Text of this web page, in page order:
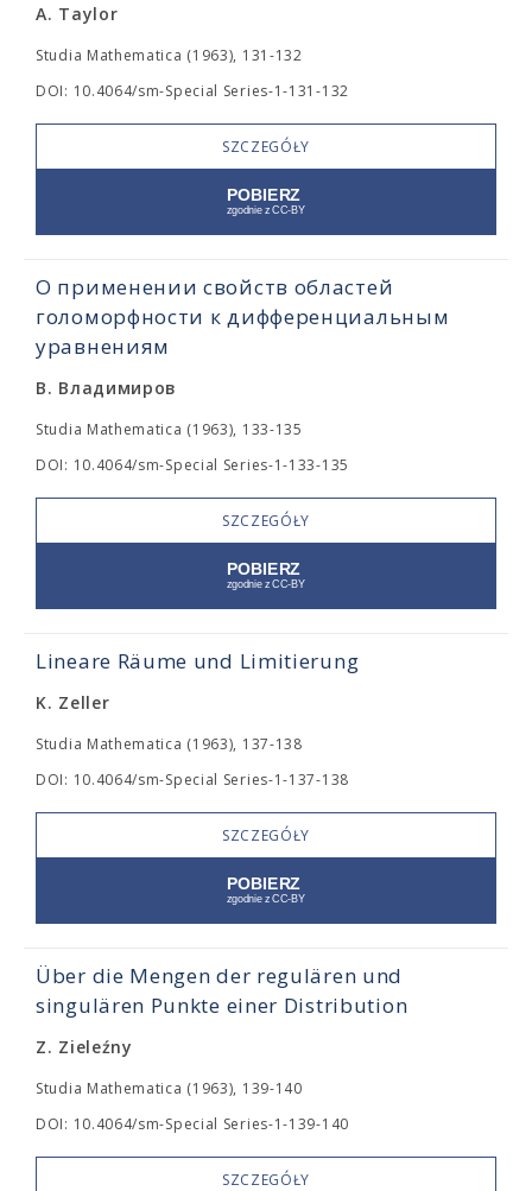
A. Taylor
Studia Mathematica (1963), 131-132
DOI: 10.4064/sm-Special Series-1-131-132
SZCZEGÓŁY
О применении свойств областей
голоморфности к дифференциальным
уравнениям
В. Владимиров
Studia Mathematica (1963), 133-135
DOI: 10.4064/sm-Special Series-1-133-135
SZCZEGÓŁY
Lineare Räume und Limitierung
K. Zeller
Studia Mathematica (1963), 137-138
DOI: 10.4064/sm-Special Series-1-137-138
SZCZEGÓŁY
Über die Mengen der regulären und
singulären Punkte einer Distribution
Z. Zieleźny
Studia Mathematica (1963), 139-140
DOI: 10.4064/sm-Special Series-1-139-140
SZCZEGÓŁY